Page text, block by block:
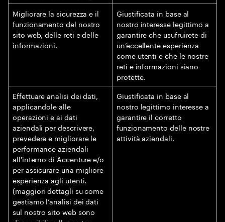
Migliorare la sicurezza e il
funzionamento del nostro
sito web, delle reti e delle
informazioni.
Giustificata in base al
nostro interesse legittimo a
garantire che usufruirete di
un’eccellente esperienza
come utenti e che le nostre
reti e informazioni siano
protette.
Effettuare analisi dei dati,
applicandole alle
operazioni e ai dati
aziendali per descrivere,
prevedere e migliorare le
performance aziendali
all'interno di Accenture e/o
per assicurare una migliore
esperienza agli utenti.
(maggiori dettagli su come
gestiamo l’analisi dei dati
sul nostro sito web sono
Giustificata in base al
nostro legittimo interesse a
garantire il corretto
funzionamento delle nostre
attività aziendali.